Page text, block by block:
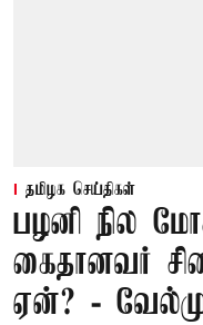
தமிழக செய்திகள்
பழனி நில
கைதானவர்
ஏன்? -